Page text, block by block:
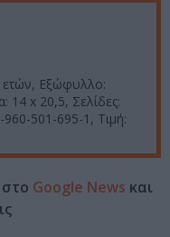
ετών, Εξώφυλλο:
14 x 20,5, Σελίδες:
501-695-1, Τιμή:
Google News και